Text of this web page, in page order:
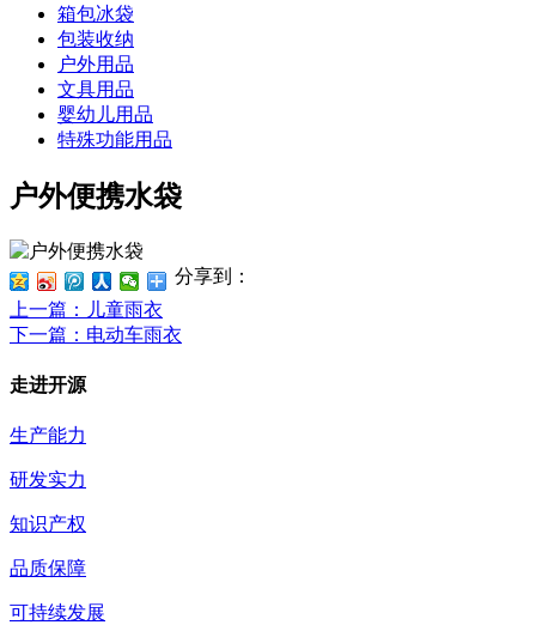
箱包冰袋
包装收纳
户外用品
文具用品
婴幼儿用品
特殊功能用品
户外便携水袋
分享到：
上一篇 ：儿童雨衣
下一篇 ：电动车雨衣
走进开源
生产能力
研发实力
知识产权
品质保障
可持续发展